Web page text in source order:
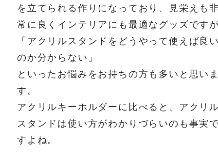
を立てられる作りになっており、見栄えも
常に良くインテリアにも最適なグッズです
「アクリルスタンドをどうやって使えば良
のか分からない」
といったお悩みをお持ちの方も多いと思い
す。
アクリルキーホルダーに比べると、アクリ
スタンドは使い方がわかりづらいのも事実
すよね。